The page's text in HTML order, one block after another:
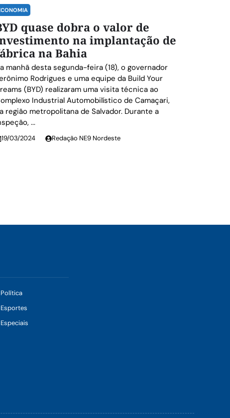
quase dobra o valor de
na implantação de
na Bahia
manhã desta segunda-feira (18), o governador
Rodrigues e uma equipe da Build Your
(BYD) realizaram uma visita técnica ao
Industrial Automobilístico de Camaçari,
região metropolitana de Salvador. Durante a
...
19/03/2024 Redação NE9 Nordeste
Política
Esportes
Especiais